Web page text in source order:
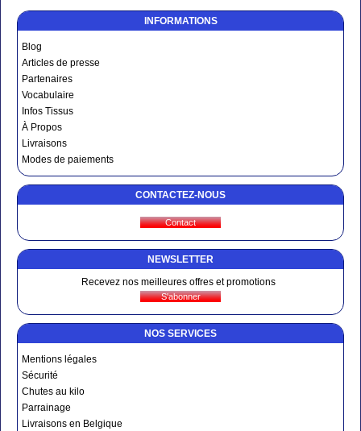
INFORMATIONS
Blog
Articles de presse
Partenaires
Vocabulaire
Infos Tissus
À Propos
Livraisons
Modes de paiements
CONTACTEZ-NOUS
NEWSLETTER
Recevez nos meilleures offres et promotions
NOS SERVICES
Mentions légales
Sécurité
Chutes au kilo
Parrainage
Livraisons en Belgique